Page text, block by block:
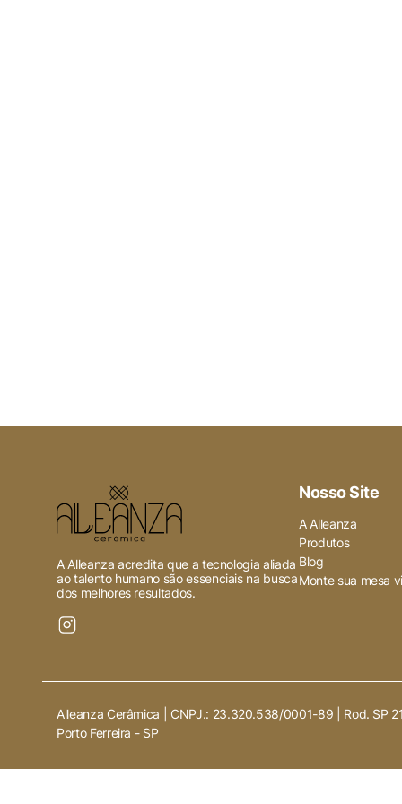
especificamente para
A Alleanza acredita que a tecnologia aliada
ao talento humano são essenciais na busca
dos melhores resultados.
Nosso Site
A Alleanza
Produtos
Blog
Monte sua mesa
Alleanza Cerâmica | CNPJ.: 23.320.538/0001-89
Rod. SP
Porto Ferreira - SP